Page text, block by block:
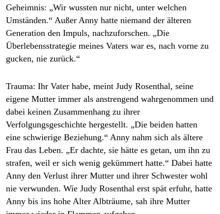
Geheimnis: „Wir wussten nur nicht, unter welchen
Umständen.“ Außer Anny hatte niemand der älteren
Generation den Impuls, nachzuforschen. „Die
Überlebensstrategie meines Vaters war es, nach vorne zu
gucken, nie zurück.“
Trauma: Ihr Vater habe, meint Judy ­Rosenthal, seine
eigene Mutter immer als anstrengend wahrgenommen und
dabei keinen Zusammenhang zu ihrer
Verfolgungsgeschichte hergestellt. „Die beiden hatten
eine schwierige Beziehung.“ Anny nahm sich als ältere
Frau das Leben. „Er dachte, sie hätte es getan, um ihn zu
strafen, weil er sich wenig gekümmert hatte.“ Dabei hatte
Anny den Verlust ­ihrer Mutter und ihrer Schwester wohl
nie verwunden. Wie Judy Rosenthal erst spät erfuhr, hatte
Anny bis ins hohe Alter Albträume, sah ihre Mutter